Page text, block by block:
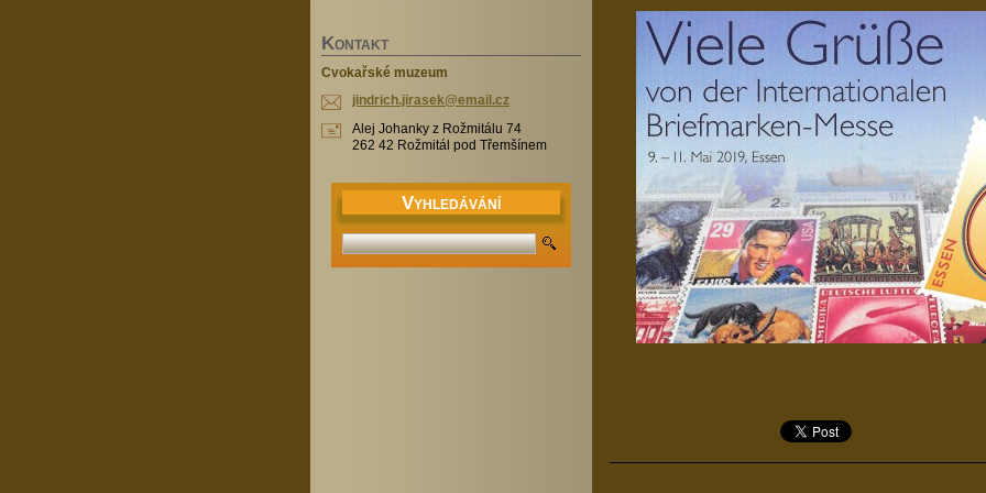
KONTAKT
Cvokařské muzeum
jindrich.jirasek@email.cz
Alej Johanky z Rožmitálu 74
262 42 Rožmitál pod Třemšínem
VYHLEDÁVÁNÍ